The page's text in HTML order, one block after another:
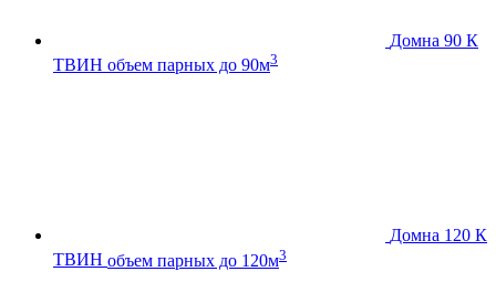
Домна 90 К
ТВИН объем парных до 90м3
Домна 120 К
ТВИН объем парных до 120м3